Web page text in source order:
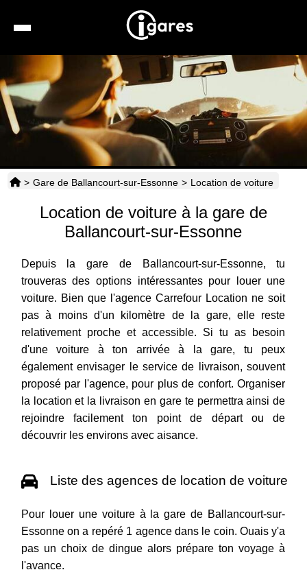
Recherche
Location de voiture
Hôtels
Taxis
Horaires
> Gare de Ballancourt-sur-Essonne > Location de voiture
Location de voiture à la gare de
Ballancourt-sur-Essonne
Depuis la gare de Ballancourt-sur-Essonne, tu
trouveras des options intéressantes pour louer une
voiture. Bien que l'agence Carrefour Location ne soit
pas à moins d'un kilomètre de la gare, elle reste
relativement proche et accessible. Si tu as besoin
d'une voiture à ton arrivée à la gare, tu peux
également envisager le service de livraison, souvent
proposé par l'agence, pour plus de confort. Organiser
la location et la livraison en gare te permettra ainsi de
rejoindre facilement ton point de départ ou de
découvrir les environs avec aisance.
Liste des agences de location de voiture
Pour louer une voiture à la gare de Ballancourt-sur-
Essonne on a repéré 1 agence dans le coin. Ouais y'a
pas un choix de dingue alors prépare ton voyage à
l'avance.